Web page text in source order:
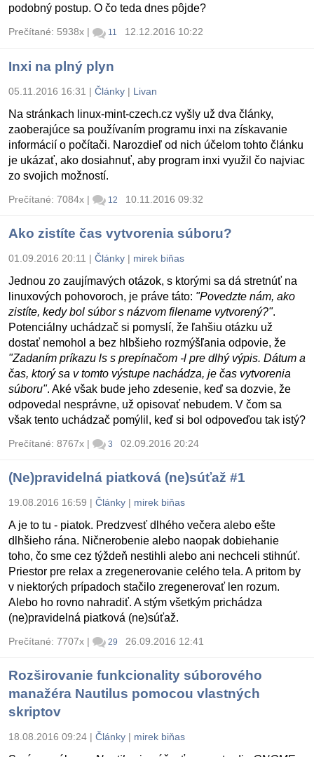
podobný postup. O čo teda dnes pôjde?
Prečítané: 5938x | 11 12.12.2016 10:22
Inxi na plný plyn
05.11.2016 16:31 | Články | Livan
Na stránkach linux-mint-czech.cz vyšly už dva články,
zaoberajúce sa používaním programu inxi na získavanie
informácií o počítači. Narozdieľ od nich účelom tohto článku
je ukázať, ako dosiahnuť, aby program inxi využil čo najviac
zo svojich možností.
Prečítané: 7084x | 12 10.11.2016 09:32
Ako zistíte čas vytvorenia súboru?
01.09.2016 20:11 | Články | mirek biňas
Jednou zo zaujímavých otázok, s ktorými sa dá stretnúť na
linuxových pohovoroch, je práve táto: "Povedzte nám, ako
zistíte, kedy bol súbor s názvom filename vytvorený?".
Potenciálny uchádzač si pomyslí, že ľahšiu otázku už
dostať nemohol a bez hlbšieho rozmýšľania odpovie, že
"Zadaním príkazu ls s prepínačom -l pre dlhý výpis. Dátum a
čas, ktorý sa v tomto výstupe nachádza, je čas vytvorenia
súboru". Aké však bude jeho zdesenie, keď sa dozvie, že
odpovedal nesprávne, už opisovať nebudem. V čom sa
však tento uchádzač pomýlil, keď si bol odpoveďou tak istý?
Prečítané: 8767x | 3 02.09.2016 20:24
(Ne)pravidelná piatková (ne)súťaž #1
19.08.2016 16:59 | Články | mirek biňas
A je to tu - piatok. Predzvesť dlhého večera alebo ešte
dlhšieho rána. Ničnerobenie alebo naopak dobiehanie
toho, čo sme cez týždeň nestihli alebo ani nechceli stihnúť.
Priestor pre relax a zregenerovanie celého tela. A pritom by
v niektorých prípadoch stačilo zregenerovať len rozum.
Alebo ho rovno nahradiť. A stým všetkým prichádza
(ne)pravidelná piatková (ne)súťaž.
Prečítané: 7707x | 29 26.09.2016 12:41
Rozširovanie funkcionality súborového
manažéra Nautilus pomocou vlastných
skriptov
18.08.2016 09:24 | Články | mirek biňas